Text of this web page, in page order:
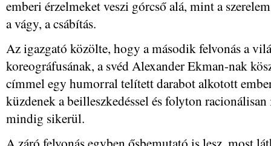
emberi érzelmeket veszi górcső alá, mint a
a vágy, a csábítás.
Az igazgató közölte, hogy a második felvonás a
koreográfusának, a svéd Alexander Ekman-nak
címmel egy humorral telített darabot alkotott
küzdenek a beilleszkedéssel és folyton
mindig sikerül.